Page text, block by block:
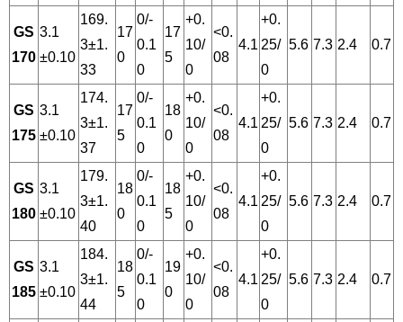
GS
170
3.1
±0.10
169.
3±1.
33
17
0
0/-
0.1
0
17
5
+0.
10/
0
<0.
08
4.1
+0.
25/
0
5.6 7.3 2.4 0.7
GS
175
3.1
±0.10
174.
3±1.
37
17
5
0/-
0.1
0
18
0
+0.
10/
0
<0.
08
4.1
+0.
25/
0
5.6 7.3 2.4 0.7
GS
180
3.1
±0.10
179.
3±1.
40
18
0
0/-
0.1
0
18
5
+0.
10/
0
<0.
08
4.1
+0.
25/
0
5.6 7.3 2.4 0.7
GS
185
3.1
±0.10
184.
3±1.
44
18
5
0/-
0.1
0
19
0
+0.
10/
0
<0.
08
4.1
+0.
25/
0
5.6 7.3 2.4 0.7